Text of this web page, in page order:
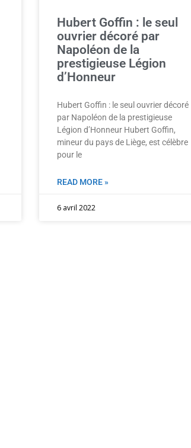
Hubert Goffin : le seul
ouvrier décoré par
Napoléon de la
prestigieuse Légion
d’Honneur
Hubert Goffin : le seul ouvrier décoré
par Napoléon de la prestigieuse
Légion d’Honneur Hubert Goffin,
mineur du pays de Liège, est célèbre
pour le
READ MORE »
6 avril 2022